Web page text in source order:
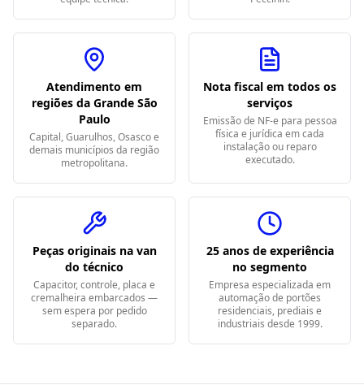
Atendimento em
regiões da Grande São
Paulo
Capital, Guarulhos, Osasco e
demais municípios da região
metropolitana.
Nota fiscal em todos os
serviços
Emissão de NF-e para pessoa
física e jurídica em cada
instalação ou reparo
executado.
Peças originais na van
do técnico
Capacitor, controle, placa e
cremalheira embarcados —
sem espera por pedido
separado.
25 anos de experiência
no segmento
Empresa especializada em
automação de portões
residenciais, prediais e
industriais desde 1999.